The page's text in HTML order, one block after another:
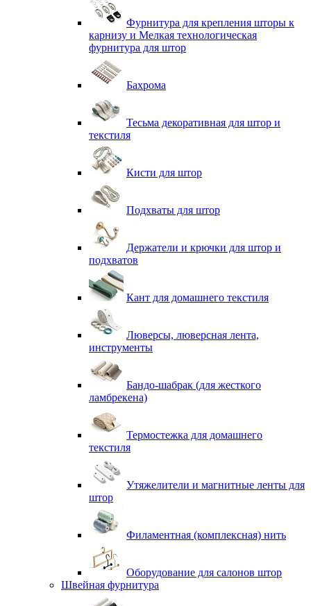
Фурнитура для крепления шторы к
карнизу и Мелкая технологическая
фурнитура для штор
Бахрома
Тесьма декоративная для штор и
текстиля
Кисти для штор
Подхваты для штор
Держатели и крючки для штор и
подхватов
Кант для домашнего текстиля
Люверсы, люверсная лента,
инструменты
Бандо-шабрак (для жесткого
ламбрекена)
Термостежка для домашнего
текстиля
Утяжелители и магнитные ленты для
штор
Филаментная (комплексная) нить
Оборудование для салонов штор
Швейная фурнитура